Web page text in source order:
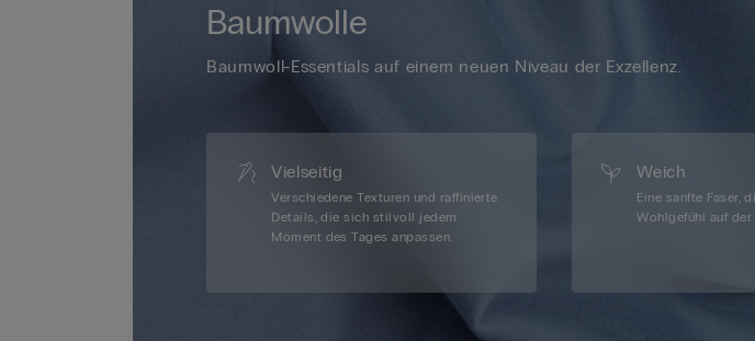
Baumwolle
Baumwoll-Essentials auf einem neuen Niveau der Exzellenz.
Vielseitig
Verschiedene Texturen und raffinierte
Details, die sich stilvoll jedem
Moment des Tages anpassen.
Weich
Eine sanfte Faser,
Wohlgefühl auf der